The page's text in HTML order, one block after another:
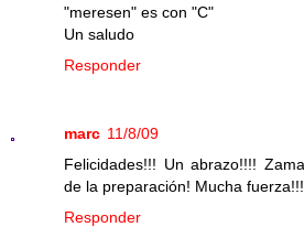
"meresen" es con "C"
Un saludo
Responder
marc 11/8/09
Felicidades!!! Un abrazo!!!!
de la preparación! Mucha fuerza!!!
Responder